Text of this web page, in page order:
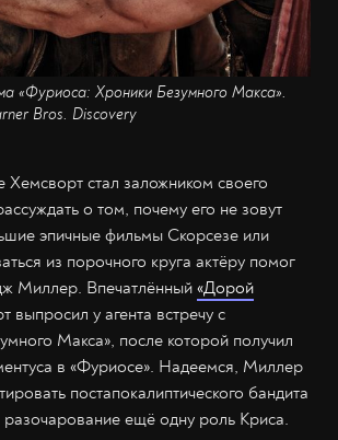
«Фуриоса: Хроники Безумного Макса».
Bros. Discovery
Хемсворт стал заложником своего
о том, почему его не зовут
эпичные фильмы Скорсезе или
из порочного круга актёру помог
Миллер. Впечатлённый «Дорой
выпросил у агента встречу с
Макса», после которой получил
в «Фуриосе». Надеемся, Миллер
постапокалиптического бандита
разочарование ещё одну роль Криса.